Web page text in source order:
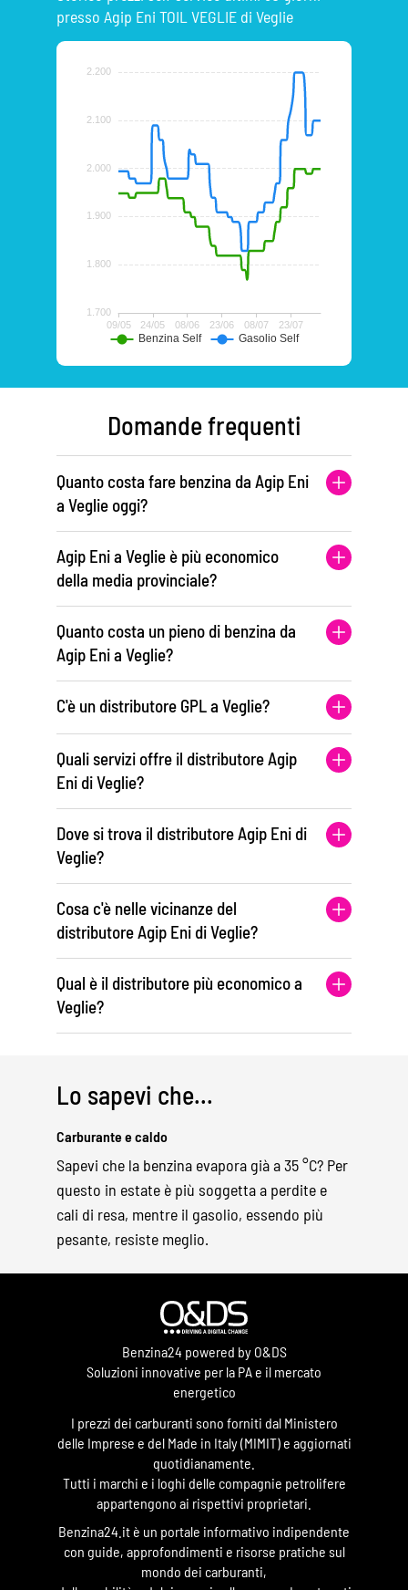
presso Agip Eni TOIL VEGLIE di Veglie
Domande frequenti
Quanto costa fare benzina da Agip Eni
a Veglie oggi?
Agip Eni a Veglie è più economico
della media provinciale?
Quanto costa un pieno di benzina da
Agip Eni a Veglie?
C'è un distributore GPL a Veglie?
Quali servizi offre il distributore Agip
Eni di Veglie?
Dove si trova il distributore Agip Eni di
Veglie?
Cosa c'è nelle vicinanze del
distributore Agip Eni di Veglie?
Qual è il distributore più economico a
Veglie?
Lo sapevi che...
Carburante e caldo
Sapevi che la benzina evapora già a 35 °C? Per
questo in estate è più soggetta a perdite e
cali di resa, mentre il gasolio, essendo più
pesante, resiste meglio.
Benzina24 powered by O&DS
Soluzioni innovative per la PA e il mercato
energetico
I prezzi dei carburanti sono forniti dal Ministero
delle Imprese e del Made in Italy (MIMIT) e aggiornati
quotidianamente.
Tutti i marchi e i loghi delle compagnie petrolifere
appartengono ai rispettivi proprietari.
Benzina24.it è un portale informativo indipendente
con guide, approfondimenti e risorse pratiche sul
mondo dei carburanti,